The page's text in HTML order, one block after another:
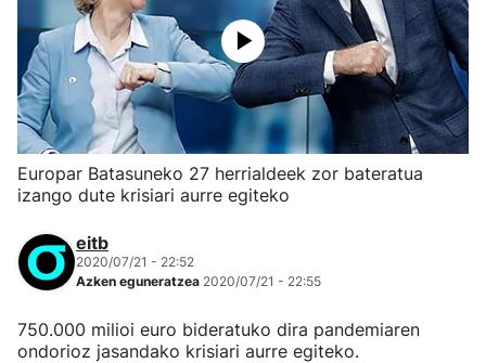
Europar Batasuneko 27 herrialdeek zor bateratua
izango dute krisiari aurre egiteko
eitb
2020/07/21 - 22:52
Azken eguneratzea 2020/07/21 - 22:55
750.000 milioi euro bideratuko dira pandemiaren
ondorioz jasandako krisiari aurre egiteko.